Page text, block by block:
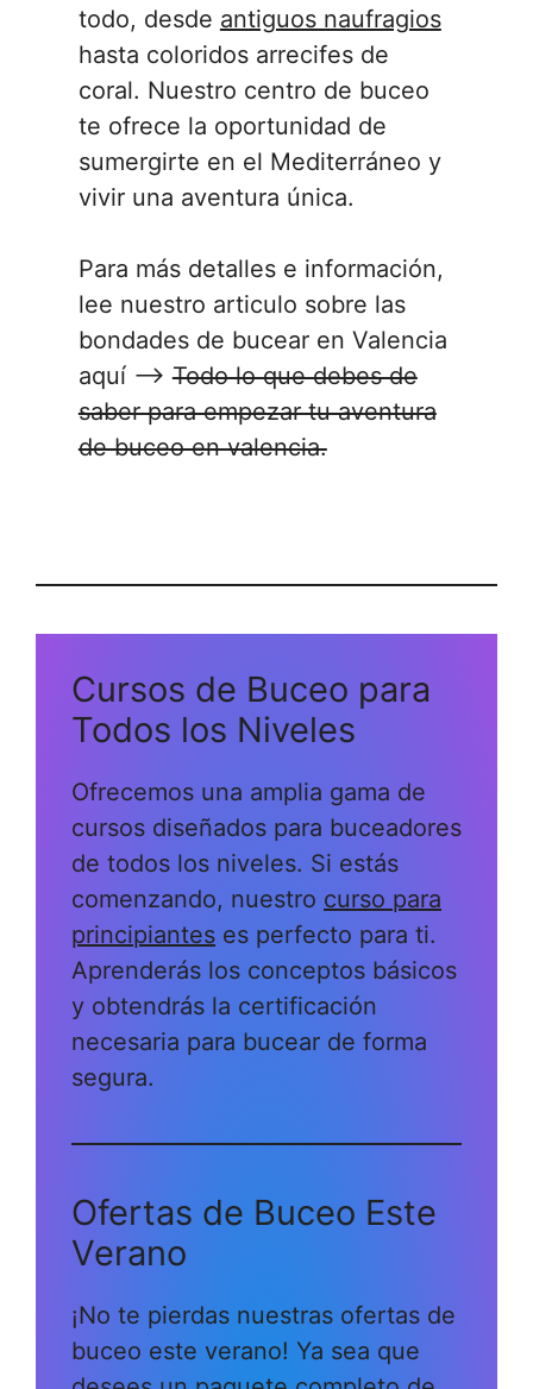
todo, desde antiguos naufragios
hasta coloridos arrecifes de
coral. Nuestro centro de buceo
te ofrece la oportunidad de
sumergirte en el Mediterráneo y
vivir una aventura única.
Para más detalles e información,
lee nuestro articulo sobre las
bondades de bucear en Valencia
aquí –>Todo lo que debes de
saber para empezar tu aventura
de buceo en valencia.
Cursos de Buceo para
Todos los Niveles
Ofrecemos una amplia gama de
cursos diseñados para buceadores
de todos los niveles. Si estás
comenzando, nuestro curso para
principiantes es perfecto para ti.
Aprenderás los conceptos básicos
y obtendrás la certificación
necesaria para bucear de forma
segura.
Ofertas de Buceo Este
Verano
¡No te pierdas nuestras ofertas de
buceo este verano! Ya sea que